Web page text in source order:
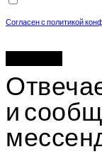
Согласен с политикой
и